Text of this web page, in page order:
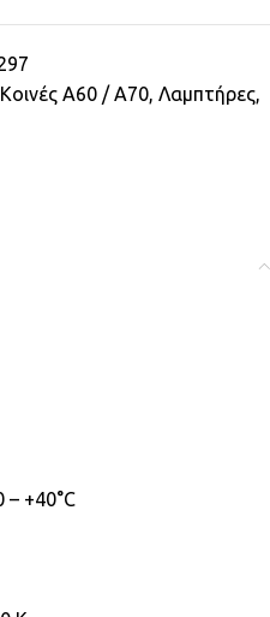
Κοινές A60 / A70, Λαμπτήρες,
– +40°C